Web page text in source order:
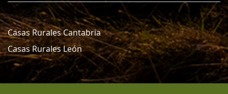
Casas Rurales Cantabria
Casas Rurales León